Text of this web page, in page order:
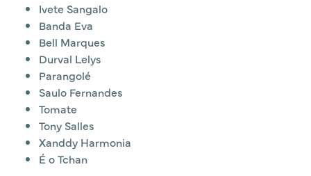
Ivete Sangalo
Banda Eva
Bell Marques
Durval Lelys
Parangolé
Saulo Fernandes
Tomate
Tony Salles
Xanddy Harmonia
É o Tchan